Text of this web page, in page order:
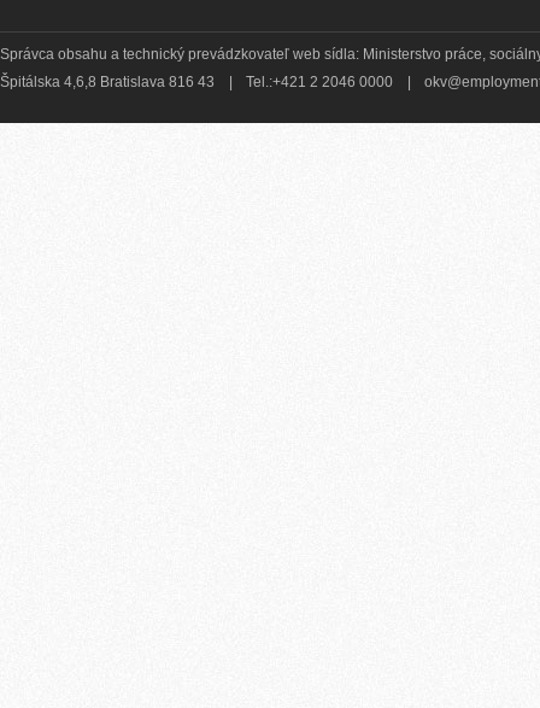
Správca obsahu a technický prevádzkovateľ web sídla: Ministerstvo práce,
Špitálska 4,6,8 Bratislava 816 43
Tel.:+421 2 2046 0000